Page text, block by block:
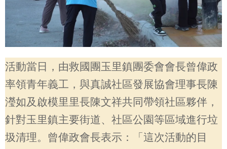
活動當日，由救國團玉里鎮團委會會長曾偉政
率領青年義工，與真誠社區發展協會理事長陳
瀅如及啟模里里長陳文祥共同帶領社區夥伴，
針對玉里鎮主要街道、社區公園等區域進行垃
圾清理。曾偉政會長表示：「這次活動的目